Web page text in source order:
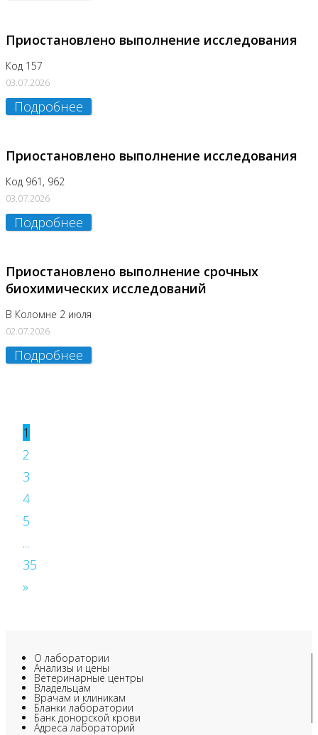
Приостановлено выполнение исследования
Код 157
03.07.2026
Подробнее
Приостановлено выполнение исследования
Код 961, 962
03.07.2026
Подробнее
Приостановлено выполнение срочных
биохимических исследований
В Коломне 2 июля
02.07.2026
Подробнее
1
2
3
4
5
...
35
»
О лаборатории
Анализы и цены
Ветеринарные центры
Владельцам
Врачам и клиникам
Бланки лаборатории
Банк донорской крови
Адреса лабораторий